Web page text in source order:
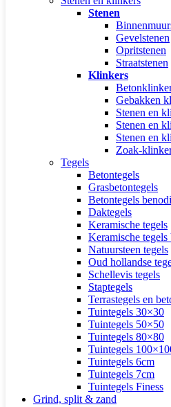
Stenen
Gevelstenen
Opritstenen
Straatstenen
Klinkers
Gebakken
Stenen en
Stenen en
Stenen en
Zoak-
Tegels
Betontegels
Grasbetontegels
Betontegels
Daktegels
Keramische tegels
Keramische tegels
Natuursteen tegels
Oud hollandse
Schellevis tegels
Staptegels
Terrastegels en
Tuintegels 30×30
Tuintegels 50×50
Tuintegels 80×80
Tuintegels
Tuintegels 6cm
Tuintegels 7cm
Tuintegels Finess
Grind, split & zand